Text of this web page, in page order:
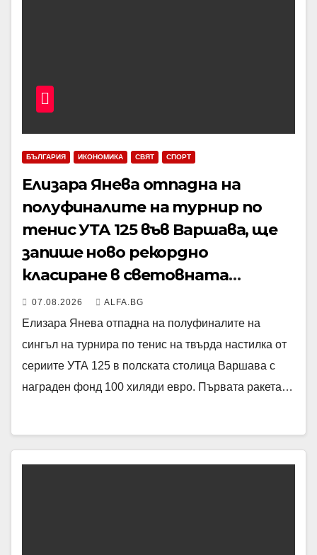
БЪЛГАРИЯ ИКОНОМИКА СВЯТ СПОРТ
Елизара Янева отпадна на
полуфиналите на турнир по
тенис УТА 125 във Варшава, ще
запише ново рекордно
класиране в световната
ранглиста в понеделник
07.08.2026 ALFA.BG
Елизара Янева отпадна на полуфиналите на
сингъл на турнира по тенис на твърда настилка от
сериите УТА 125 в полската столица Варшава с
награден фонд 100 хиляди евро. Първата ракета…